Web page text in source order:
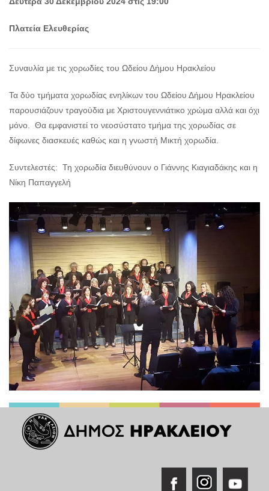
ΜΑΣ
ΔΗΜΟΣ
ΠΟΛΙΤΙΣΜΟΣ
ΑΝΘΕΚΤΙΚΗ
ΠΟΛΗ
Πλατεία Ελευθερίας
Συναυλία με τις χορωδίες του Ωδείου Δήμου Ηρακλείου
Τα δύο τμήματα χορωδίας ενηλίκων του Ωδείου Δήμου Ηρακλείου
παρουσιάζουν τραγούδια με Χριστουγεννιάτικο χρώμα αλλά και όχι
μόνο. Θα εμφανιστεί το νεοσύστατο τμήμα της χορωδίας σε
δίφωνες διασκευές καθώς και η γνωστή Μικτή χορωδία.
Συντελεστές: Τη χορωδία διευθύνουν ο Γιάννης Κιαγιαδάκης και η
Νίκη Παπαγγελή